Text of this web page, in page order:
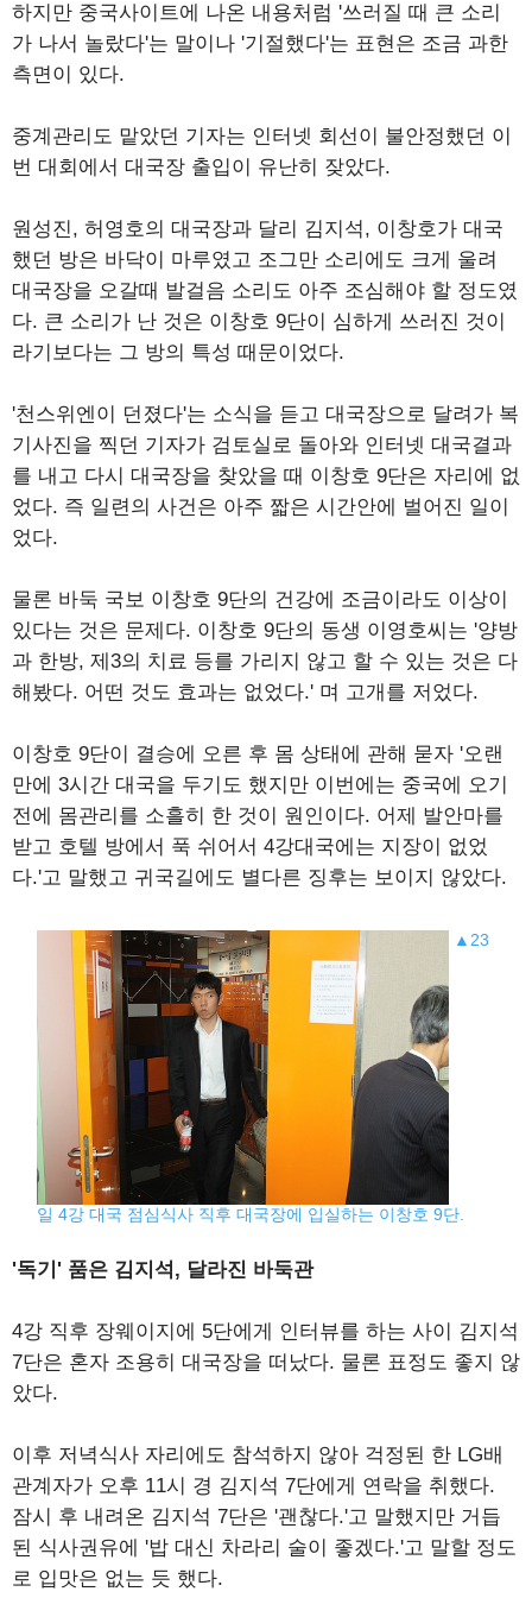
하지만 중국사이트에 나온 내용처럼 '쓰러질 때 큰 소리
가 나서 놀랐다'는 말이나 '기절했다'는 표현은 조금 과한
측면이 있다.
중계관리도 맡았던 기자는 인터넷 회선이 불안정했던 이
번 대회에서 대국장 출입이 유난히 잦았다.
원성진, 허영호의 대국장과 달리 김지석, 이창호가 대국
했던 방은 바닥이 마루였고 조그만 소리에도 크게 울려
대국장을 오갈때 발걸음 소리도 아주 조심해야 할 정도였
다. 큰 소리가 난 것은 이창호 9단이 심하게 쓰러진 것이
라기보다는 그 방의 특성 때문이었다.
'천스위엔이 던졌다'는 소식을 듣고 대국장으로 달려가 복
기사진을 찍던 기자가 검토실로 돌아와 인터넷 대국결과
를 내고 다시 대국장을 찾았을 때 이창호 9단은 자리에 없
었다. 즉 일련의 사건은 아주 짧은 시간안에 벌어진 일이
었다.
물론 바둑 국보 이창호 9단의 건강에 조금이라도 이상이
있다는 것은 문제다. 이창호 9단의 동생 이영호씨는 '양방
과 한방, 제3의 치료 등를 가리지 않고 할 수 있는 것은 다
해봤다. 어떤 것도 효과는 없었다.' 며 고개를 저었다.
이창호 9단이 결승에 오른 후 몸 상태에 관해 묻자 '오랜
만에 3시간 대국을 두기도 했지만 이번에는 중국에 오기
전에 몸관리를 소흘히 한 것이 원인이다. 어제 발안마를
받고 호텔 방에서 푹 쉬어서 4강대국에는 지장이 없었
다.'고 말했고 귀국길에도 별다른 징후는 보이지 않았다.
▲23
일 4강 대국 점심식사 직후 대국장에 입실하는 이창호 9단.
'독기' 품은 김지석, 달라진 바둑관
4강 직후 장웨이지에 5단에게 인터뷰를 하는 사이 김지석
7단은 혼자 조용히 대국장을 떠났다. 물론 표정도 좋지 않
았다.
이후 저녁식사 자리에도 참석하지 않아 걱정된 한 LG배
관계자가 오후 11시 경 김지석 7단에게 연락을 취했다.
잠시 후 내려온 김지석 7단은 '괜찮다.'고 말했지만 거듭
된 식사권유에 '밥 대신 차라리 술이 좋겠다.'고 말할 정도
로 입맛은 없는 듯 했다.